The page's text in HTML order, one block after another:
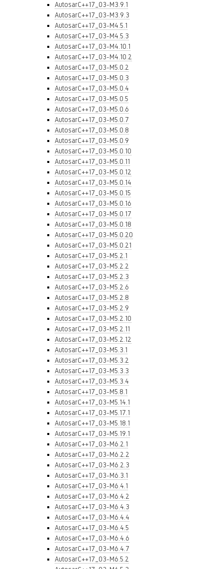
AutosarC++17_03-M3.9.1
AutosarC++17_03-M3.9.3
AutosarC++17_03-M4.5.1
AutosarC++17_03-M4.5.3
AutosarC++17_03-M4.10.1
AutosarC++17_03-M4.10.2
AutosarC++17_03-M5.0.2
AutosarC++17_03-M5.0.3
AutosarC++17_03-M5.0.4
AutosarC++17_03-M5.0.5
AutosarC++17_03-M5.0.6
AutosarC++17_03-M5.0.7
AutosarC++17_03-M5.0.8
AutosarC++17_03-M5.0.9
AutosarC++17_03-M5.0.10
AutosarC++17_03-M5.0.11
AutosarC++17_03-M5.0.12
AutosarC++17_03-M5.0.14
AutosarC++17_03-M5.0.15
AutosarC++17_03-M5.0.16
AutosarC++17_03-M5.0.17
AutosarC++17_03-M5.0.18
AutosarC++17_03-M5.0.20
AutosarC++17_03-M5.0.21
AutosarC++17_03-M5.2.1
AutosarC++17_03-M5.2.2
AutosarC++17_03-M5.2.3
AutosarC++17_03-M5.2.6
AutosarC++17_03-M5.2.8
AutosarC++17_03-M5.2.9
AutosarC++17_03-M5.2.10
AutosarC++17_03-M5.2.11
AutosarC++17_03-M5.2.12
AutosarC++17_03-M5.3.1
AutosarC++17_03-M5.3.2
AutosarC++17_03-M5.3.3
AutosarC++17_03-M5.3.4
AutosarC++17_03-M5.8.1
AutosarC++17_03-M5.14.1
AutosarC++17_03-M5.17.1
AutosarC++17_03-M5.18.1
AutosarC++17_03-M5.19.1
AutosarC++17_03-M6.2.1
AutosarC++17_03-M6.2.2
AutosarC++17_03-M6.2.3
AutosarC++17_03-M6.3.1
AutosarC++17_03-M6.4.1
AutosarC++17_03-M6.4.2
AutosarC++17_03-M6.4.3
AutosarC++17_03-M6.4.4
AutosarC++17_03-M6.4.5
AutosarC++17_03-M6.4.6
AutosarC++17_03-M6.4.7
AutosarC++17_03-M6.5.2